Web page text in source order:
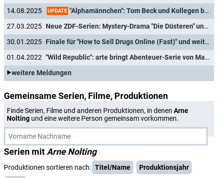
14.08.2025
UPDATE "Alphamännchen": Tom Beck und Kollegen bei Netflix in Männlichkeitskrise
27.03.2025
Neue ZDF-Serien: Mystery-Drama "Die Düsteren" und Öko-Thriller "Phoenix" als internationale Koproduktionen
30.01.2025
Finale für "How to Sell Drugs Online (Fast)" und weitere deutsche Netflix-Serien angekündigt
01.04.2022
"Wild Republic": arte bringt Abenteuer-Serie von MagentaTV ins Free-TV
weitere Meldungen
Gemeinsame Serien, Filme, Produktionen
Finde Serien, Filme und anderen Produktionen, in denen Arne
Nolting und eine weitere Person gemeinsam vorkommen.
Serien mit Arne Nolting
Produktionen sortieren nach: Titel/Name
Produktionsjahr